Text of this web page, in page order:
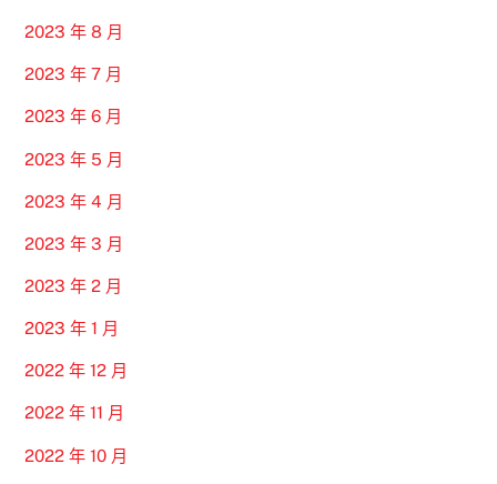
2023 年 8 月
2023 年 7 月
2023 年 6 月
2023 年 5 月
2023 年 4 月
2023 年 3 月
2023 年 2 月
2023 年 1 月
2022 年 12 月
2022 年 11 月
2022 年 10 月